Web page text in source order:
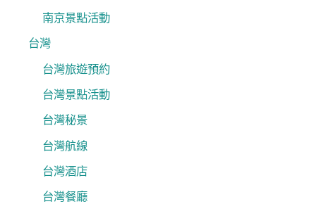
南京景點活動
台灣
台灣旅遊預約
台灣景點活動
台灣秘景
台灣航線
台灣酒店
台灣餐廳